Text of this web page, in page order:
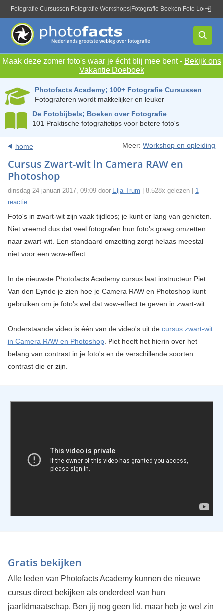
Fotografie Cursussen Fotografie Workshops Fotografie Boeken Foto Locaties
Maak deze zomer foto's waar je écht blij mee bent - Bekijk ons
Vakantie Doeboek
Photofacts Academy; 100+ Fotografie Cursussen
Fotograferen wordt makkelijker en leuker
De Fotobijbels; Boeken over Fotografie
101 Praktische fotografietips voor betere foto's
home Meer:Workshop en opleiding
Cursus Zwart-wit in Camera RAW en
Photoshop
dinsdag 24 januari 2017, 09:09 door Elja Trum | 8.528x gelezen | 1
reactie
Foto's in zwart-wit zijn vaak tijdloos; je kunt er lang van genieten.
Niet vreemd dus dat veel fotografen hun foto's graag omzetten
naar zwart-wit. Een standaard omzetting zorgt helaas meestal
niet voor een wow-effect.
In de nieuwste Photofacts Academy cursus laat instructeur Piet
Van den Eynde je zien hoe je Camera RAW en Photoshop kunt
gebruiken om je foto's wel dat wow-effect te geven in zwart-wit.
Onderstaande video is één van de video's uit de cursus zwart-wit
in Camera RAW en Photoshop. Piet heeft het hierin over het
belang van contrast in je foto's en de verschillende soorten
contrast die er zijn.
Gratis bekijken
Alle leden van Photofacts Academy kunnen de nieuwe
cursus direct bekijken als onderdeel van hun
jaarlidmaatschap. Ben jij nog geen lid, maar heb je wel zin